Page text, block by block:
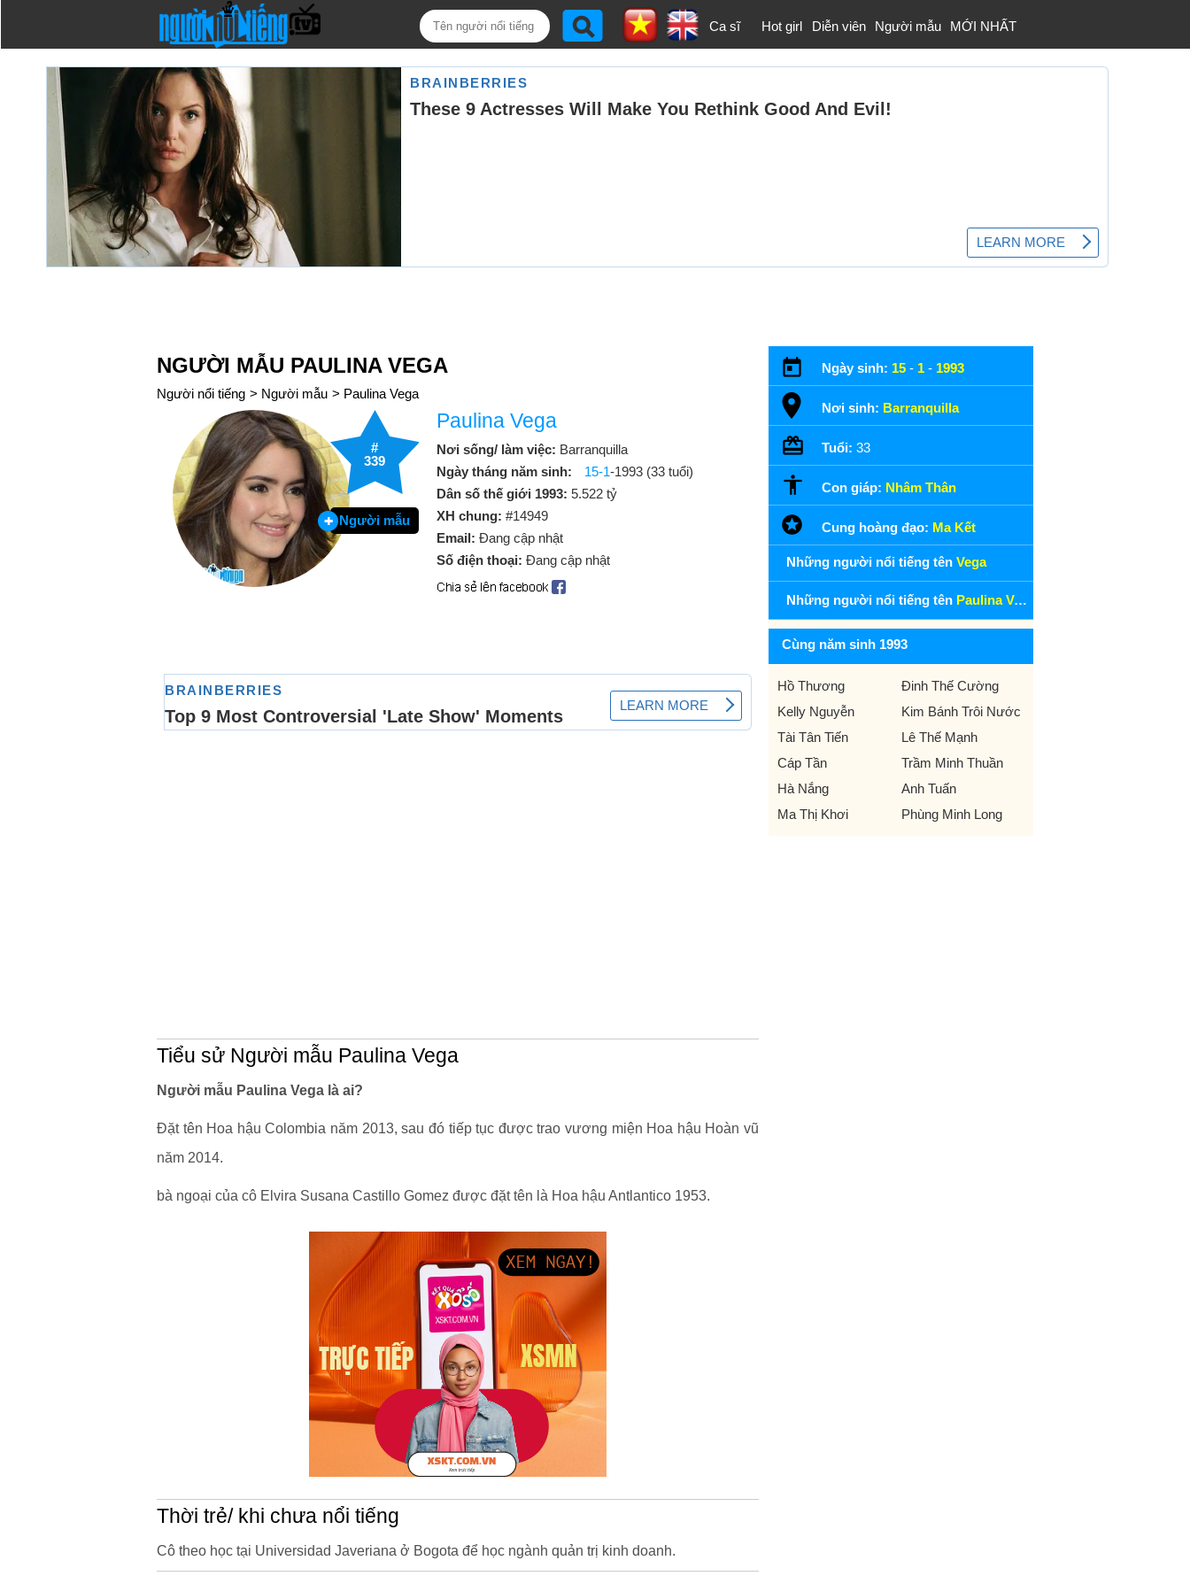
Ca sĩ Hot girl Diễn viên Người mẫu MỚI NHẤT
NGƯỜI MẪU PAULINA VEGA
Người nổi tiếng > Người mẫu > Paulina Vega
#
339
Người mẫu
Paulina Vega
Nơi sống/ làm việc: Barranquilla
Ngày tháng năm sinh:
15-1-1993 (33 tuổi)
Dân số thế giới 1993: 5.522 tỷ
XH chung: #14949
Email: Đang cập nhật
Số điện thoại: Đang cập nhật
Tiểu sử Người mẫu Paulina Vega
Người mẫu Paulina Vega là ai?
Đặt tên Hoa hậu Colombia năm 2013, sau đó tiếp tục được trao vương miện Hoa hậu Hoàn vũ
năm 2014.
bà ngoại của cô Elvira Susana Castillo Gomez được đặt tên là Hoa hậu Antlantico 1953.
Thời trẻ/ khi chưa nổi tiếng
Cô theo học tại Universidad Javeriana ở Bogota để học ngành quản trị kinh doanh.
Ngày sinh: 15 - 1 - 1993
Nơi sinh: Barranquilla
Tuổi: 33
Con giáp: Nhâm Thân
Cung hoàng đạo: Ma Kết
Những người nổi tiếng tên Vega
Những người nổi tiếng tên Paulina Vega
Cùng năm sinh 1993
Hồ Thương
Đinh Thế Cường
Kelly Nguyễn
Kim Bánh Trôi Nước
Tài Tân Tiến
Lê Thế Mạnh
Cáp Tần
Trầm Minh Thuần
Hà Nắng
Anh Tuấn
Ma Thị Khơi
Phùng Minh Long